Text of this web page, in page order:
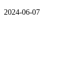
2024-06-07